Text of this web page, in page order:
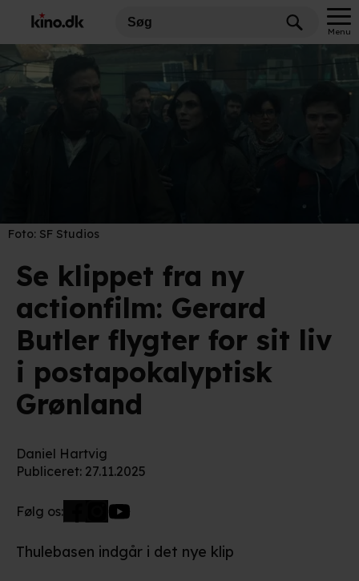
Menu
Foto: SF Studios
Se klippet fra ny
actionfilm: Gerard
Butler flygter for sit liv
i postapokalyptisk
Grønland
Daniel Hartvig
Publiceret: 27.11.2025
Følg os:
Thulebasen indgår i det nye klip